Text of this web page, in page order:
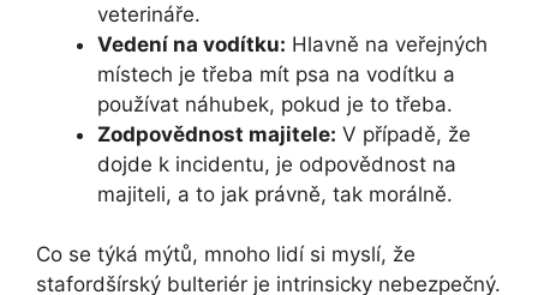
veterináře.
Vedení na vodítku: Hlavně na veřejných
místech je třeba mít psa na vodítku a
používat náhubek, pokud je to třeba.
Zodpovědnost majitele: V případě, že
dojde k incidentu, je odpovědnost na
majiteli, a to jak právně, tak morálně.
Co se týká mýtů, mnoho lidí si myslí, že
stafordšírský bulteriér je intrinsicky nebezpečný.